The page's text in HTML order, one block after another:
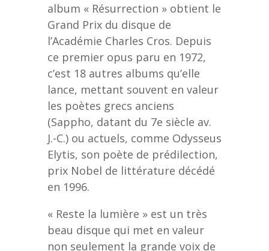
album « Résurrection » obtient le
Grand Prix du disque de
l’Académie Charles Cros. Depuis
ce premier opus paru en 1972,
c’est 18 autres albums qu’elle
lance, mettant souvent en valeur
les poètes grecs anciens
(Sappho, datant du 7e siècle av.
J.-C.) ou actuels, comme Odysseus
Elytis, son poète de prédilection,
prix Nobel de littérature décédé
en 1996.
« Reste la lumière » est un très
beau disque qui met en valeur
non seulement la grande voix de